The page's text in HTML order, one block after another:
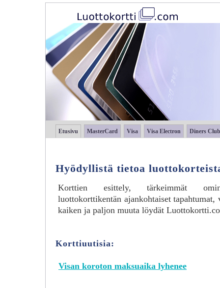
Etusivu MasterCard Visa Visa Electron Diners Club
Hyödyllistä tietoa
Korttien esittely, tärkeimmät
luottokorttikentän ajankohtaiset
kaiken ja paljon muuta löydät
Korttiuutisia:
Visan koroton maksuaika lyhenee